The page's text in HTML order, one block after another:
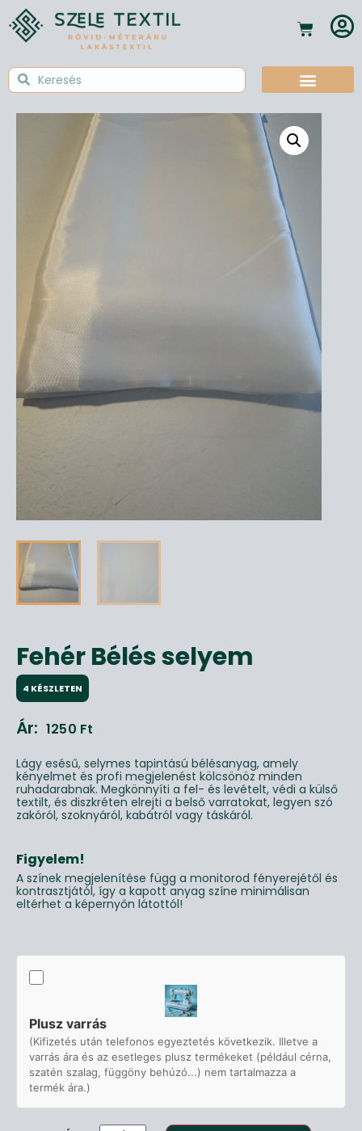
Fehér Bélés selyem
4 KÉSZLETEN
Ár: 1250 Ft
Lágy esésű, selymes tapintású bélésanyag, amely
kényelmet és profi megjelenést kölcsönöz minden
ruhadarabnak. Megkönnyíti a fel- és levételt, védi a külső
textilt, és diszkréten elrejti a belső varratokat, legyen szó
zakóról, szoknyáról, kabátról vagy táskáról.
Figyelem!
A színek megjelenítése függ a monitorod fényerejétől és
kontrasztjától, így a kapott anyag színe minimálisan
eltérhet a képernyőn látottól!
Plusz varrás
(Kifizetés után telefonos egyeztetés következik. Illetve a
varrás ára és az esetleges plusz termékeket (például cérna,
szatén szalag, függöny behúzó...) nem tartalmazza a
termék ára.)